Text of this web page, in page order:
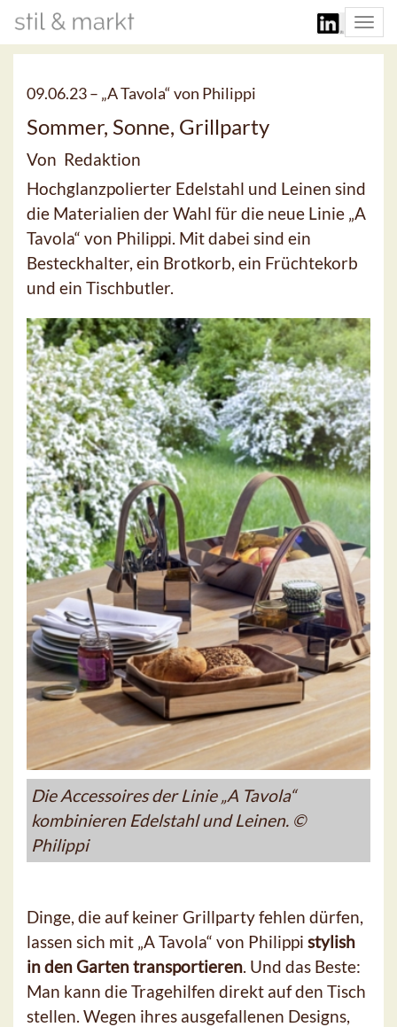
09.06.23 – „A Tavola“ von Philippi
Sommer, Sonne, Grillparty
Von Redaktion
Hochglanzpolierter Edelstahl und Leinen sind
die Materialien der Wahl für die neue Linie „A
Tavola“ von Philippi. Mit dabei sind ein
Besteckhalter, ein Brotkorb, ein Früchtekorb
und ein Tischbutler.
Die Accessoires der Linie „A Tavola“
kombinieren Edelstahl und Leinen. ©
Philippi
Dinge, die auf keiner Grillparty fehlen dürfen,
lassen sich mit „A Tavola“ von Philippi stylish
in den Garten transportieren. Und das Beste:
Man kann die Tragehilfen direkt auf den Tisch
stellen. Wegen ihres ausgefallenen Designs,